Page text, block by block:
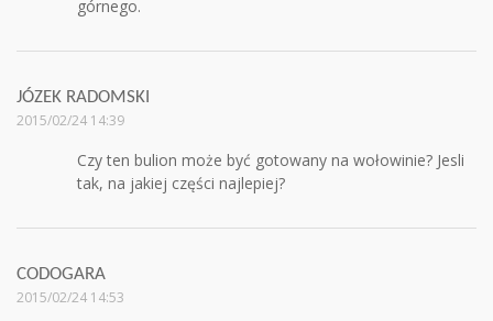
górnego.
JÓZEK RADOMSKI
2015/02/24 14:39
Czy ten bulion może być gotowany na wołowinie? Jesli
tak, na jakiej części najlepiej?
CODOGARA
2015/02/24 14:53